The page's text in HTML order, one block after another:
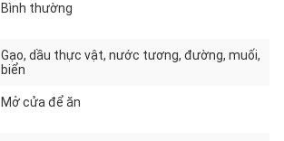
Bình thường
Gạo, dầu thực vật, nước tương, đường, muối,
biển
Mở cửa để ăn